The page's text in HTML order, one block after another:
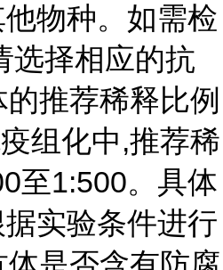
物种。如需检
选择相应的抗
推荐稀释比例
组化中,推荐稀
至1:500。具体
实验条件进行